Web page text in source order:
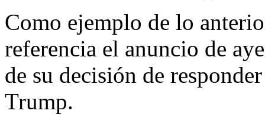
Como ejemplo de lo
referencia el anuncio de
de su decisión de
Trump.